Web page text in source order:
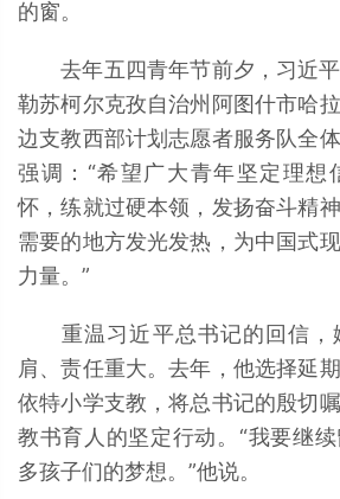
的窗。
去年五四青年节前夕，习近平
勒苏柯尔克孜自治州阿图什市哈
边支教西部计划志愿者服务队全
强调：“希望广大青年坚定理想
怀，练就过硬本领，发扬奋斗精
需要的地方发光发热，为中国式
力量。”
重温习近平总书记的回信，
肩、责任重大。去年，他选择延
依特小学支教，将总书记的殷切
教书育人的坚定行动。“我要继
多孩子们的梦想。”他说。